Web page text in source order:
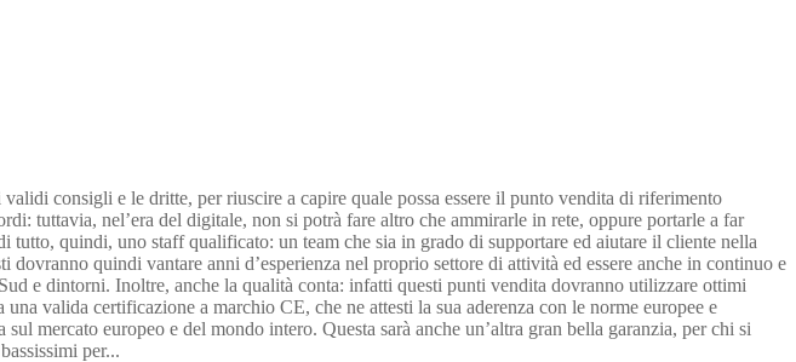
consigli e le dritte, per riuscire a capire quale possa essere il punto vendita di riferimento
tuttavia, nel’era del digitale, non si potrà fare altro che ammirarle in rete, oppure portarle a far
tutto, quindi, uno staff qualificato: un team che sia in grado di supportare ed aiutare il cliente nella
quindi vantare anni d’esperienza nel proprio settore di attività ed essere anche in continuo e
e dintorni. Inoltre, anche la qualità conta: infatti questi punti vendita dovranno utilizzare ottimi
valida certificazione a marchio CE, che ne attesti la sua aderenza con le norme europee e
mercato europeo e del mondo intero. Questa sarà anche un’altra gran bella garanzia, per chi si
per...